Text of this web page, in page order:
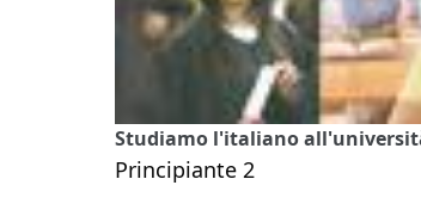
Studiamo l'italiano
Principiante 2